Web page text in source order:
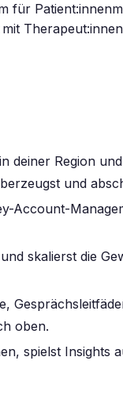
für
deiner Region
und
Account-
skalierst die
oben.
spielst Insights